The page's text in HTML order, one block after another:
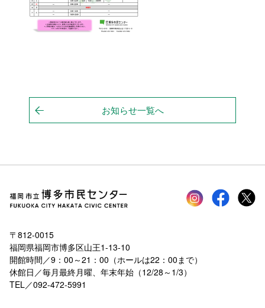
お知らせ一覧へ
Instagramfacebook
〒812-0015
福岡県福岡市博多区山王1-13-10
開館時間／9：00～21：00（ホールは22：00まで）
休館日／毎月最終月曜、年末年始（12/28～1/3）
TEL／092-472-5991